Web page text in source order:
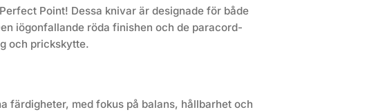
Point! Dessa knivar är designade för både
iögonfallande röda finishen och de paracord-
och prickskytte.
färdigheter, med fokus på balans, hållbarhet och